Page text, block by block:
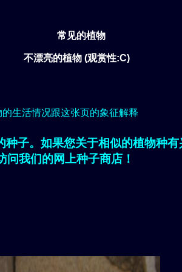
常见的植物
不漂亮的植物 (观赏性:C)
的生活情况跟这张页的象征解释
种子。如果您关于相似的植物种有
问我们的网上种子商店！